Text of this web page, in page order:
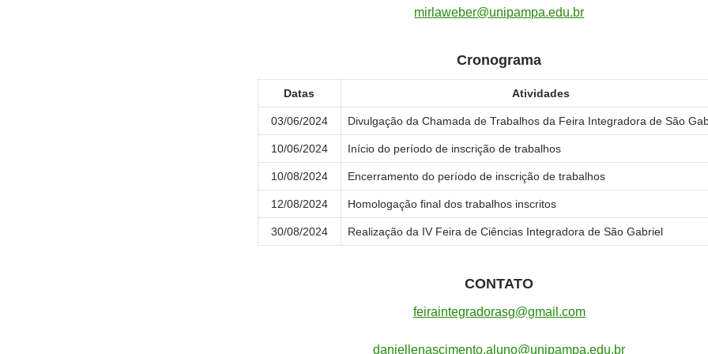
mirlaweber@unipampa.edu.br
Cronograma
Datas Atividades
03/06/2024 Divulgação da Chamada de Trabalhos da Feira Integradora de São
10/06/2024 Início do período de inscrição de trabalhos
10/08/2024 Encerramento do período de inscrição de trabalhos
12/08/2024 Homologação final dos trabalhos inscritos
30/08/2024 Realização da IV Feira de Ciências Integradora de São Gabriel
CONTATO
feiraintegradorasg@gmail.com
daniellenascimento.aluno@unipampa.edu.br